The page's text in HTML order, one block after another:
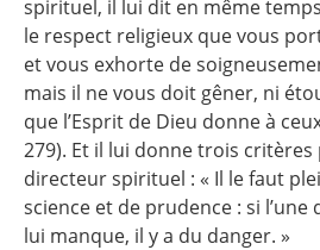
spirituel, il lui dit en même
le respect religieux que vous
et vous exhorte de
mais il ne vous doit gêner, ni
que l’Esprit de Dieu donne à
279). Et il lui donne trois
directeur spirituel : « Il le faut
science et de prudence : si
lui manque, il y a du danger. »